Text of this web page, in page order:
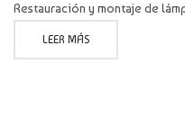
Restauración y montaje de
LEER MÁS